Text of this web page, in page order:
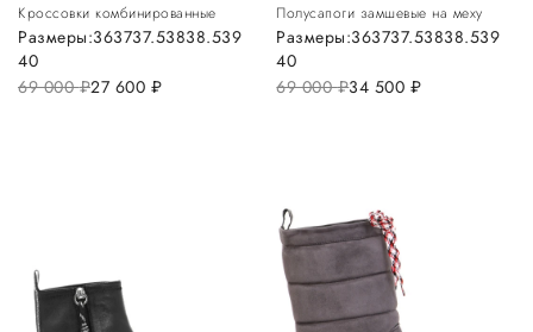
Кроссовки комбинированные
69 000руб.27 600 руб.
Размеры:363737.53838.539
40
Полусапоги замшевые на меху
69 000руб.34 500 руб.
Размеры:363737.53838.539
40